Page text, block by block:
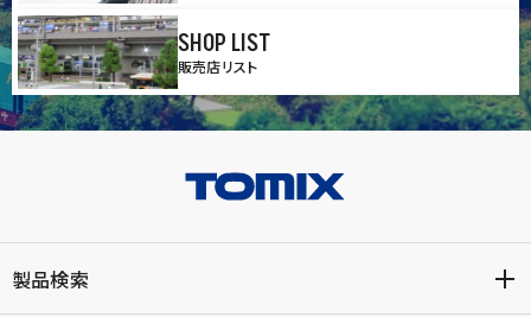
SHOP LIST
販売店リスト
製品検索